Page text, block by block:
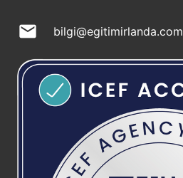
mail bilgi@egitimirlanda.com